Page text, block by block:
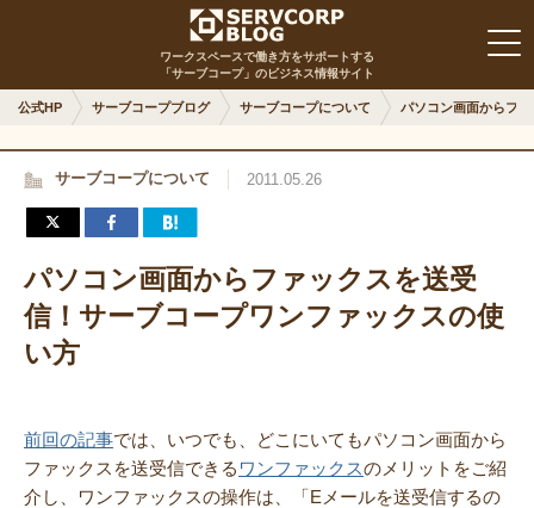
ワークスペースで働き方をサポートする
「サーブコープ」のビジネス情報サイト
公式HP サーブコープブログ サーブコープについて パソコン画面からフ
サーブコープについて 2011.05.26
パソコン画面からファックスを送受
信！サーブコープワンファックスの使
い方
前回の記事では、いつでも、どこにいてもパソコン画面から
ファックスを送受信できる ワンファックスのメリットをご紹
介し、ワンファックスの操作は、「Eメールを送受信するの